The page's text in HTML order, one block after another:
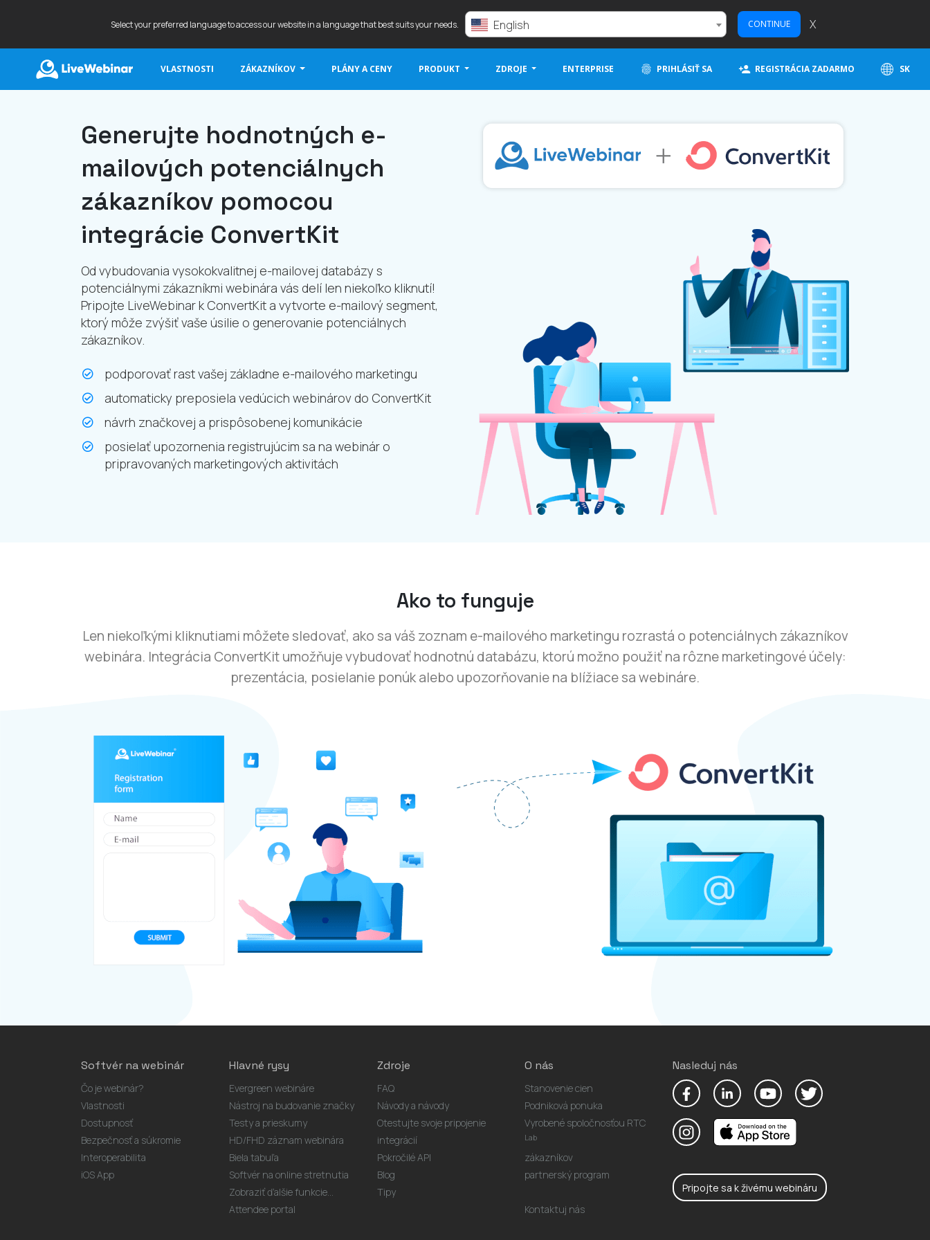
Select your preferred language to access our website in a language that best suits your needs. English CONTINUE X
VLASTNOSTI ZÁKAZNÍKOV PLÁNY A CENY PRODUKT ZDROJE ENTERPRISE PRIHLÁSIŤ SA REGISTRÁCIA ZADARMO SK
Generujte hodnotných e-
mailových potenciálnych
zákazníkov pomocou
integrácie ConvertKit
Od vybudovania vysokokvalitnej e-mailovej databázy s
potenciálnymi zákazníkmi webinára vás delí len niekoľko kliknutí!
Pripojte LiveWebinar k ConvertKit a vytvorte e-mailový segment,
ktorý môže zvýšiť vaše úsilie o generovanie potenciálnych
zákazníkov.
podporovať rast vašej základne e-mailového marketingu
automaticky preposiela vedúcich webinárov do ConvertKit
návrh značkovej a prispôsobenej komunikácie
posielať upozornenia registrujúcim sa na webinár o
pripravovaných marketingových aktivitách
Ako to funguje
Len niekoľkými kliknutiami môžete sledovať, ako sa váš zoznam e-mailového marketingu rozrastá o potenciálnych zákazníkov
webinára. Integrácia ConvertKit umožňuje vybudovať hodnotnú databázu, ktorú možno použiť na rôzne marketingové účely:
prezentácia, posielanie ponúk alebo upozorňovanie na blížiace sa webináre.
Softvér na webinár
Čo je webinár?
Vlastnosti
Dostupnosť
Bezpečnosť a súkromie
Interoperabilita
iOS App
Hlavné rysy
Evergreen webináre
Nástroj na budovanie značky
Testy a prieskumy
HD/FHD záznam webinára
Biela tabuľa
Softvér na online stretnutia
Zobraziť ďalšie funkcie...
Attendee portal
Zdroje
FAQ
Návody a návody
Otestujte svoje pripojenie
integrácií
Pokročilé API
Blog
Tipy
O nás
Stanovenie cien
Podniková ponuka
Vyrobené spoločnosťou RTC
Lab
zákazníkov
partnerský program
Kontaktuj nás
Nasleduj nás
Pripojte sa k živému webináru